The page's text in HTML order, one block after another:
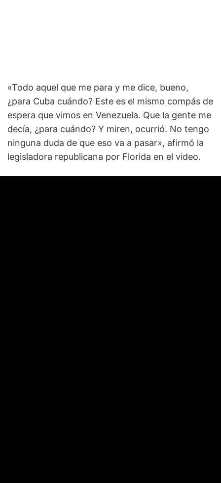
«Todo aquel que me para y me dice, bueno,
¿para Cuba cuándo? Este es el mismo compás de
espera que vimos en Venezuela. Que la gente me
decía, ¿para cuándo? Y miren, ocurrió. No tengo
ninguna duda de que eso va a pasar», afirmó la
legisladora republicana por Florida en el video.